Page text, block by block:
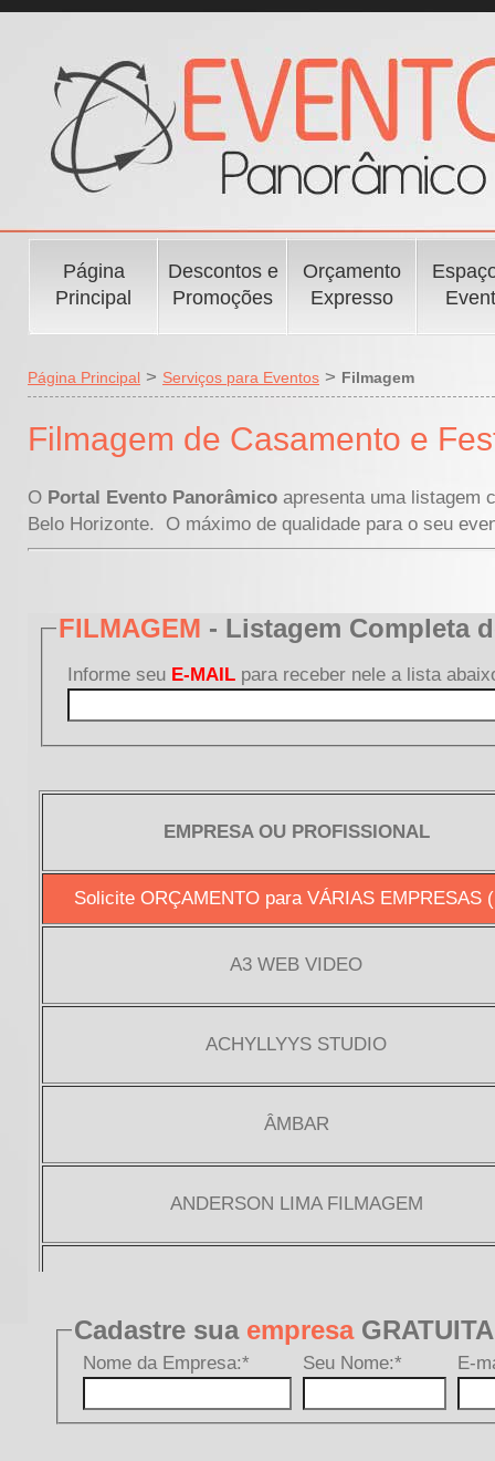
Página
Principal
Descontos e
Promoções
Orçamento
Expresso
Página Principal > Serviços para Eventos > Filmagem
Filmagem de Casamento e
O Portal Evento Panorâmico apresenta uma listagem
Belo Horizonte. O máximo de qualidade para o seu